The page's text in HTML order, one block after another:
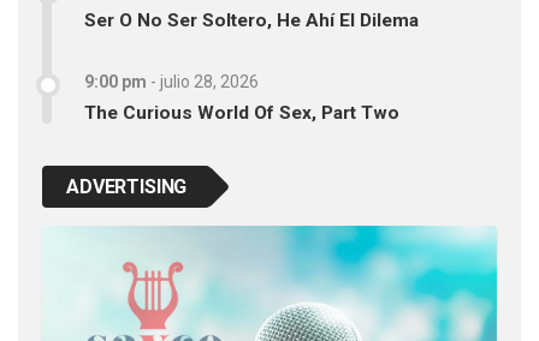
Ser O No Ser Soltero, He Ahí El Dilema
9:00 pm - julio 28, 2026
The Curious World Of Sex, Part Two
ADVERTISING